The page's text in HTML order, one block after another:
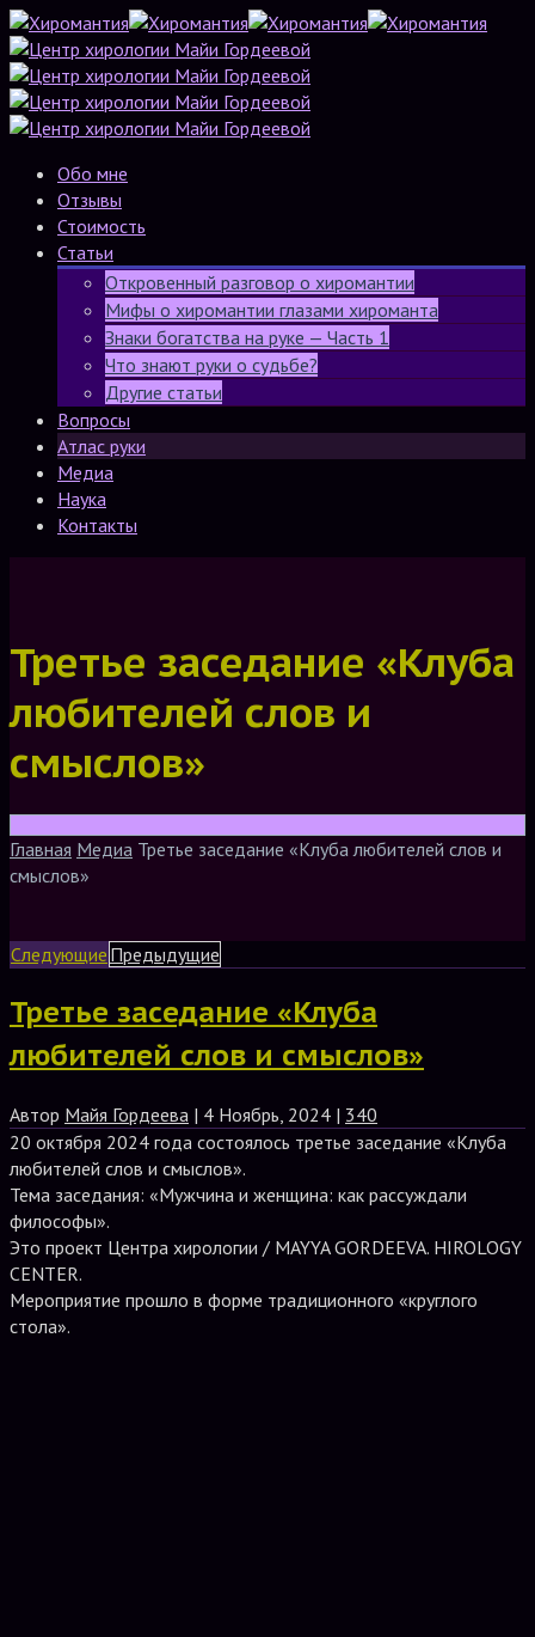
Обо мне
Отзывы
Стоимость
Статьи
Откровенный разговор о хиромантии
Мифы о хиромантии глазами хироманта
Знаки богатства на руке — Часть 1
Что знают руки о судьбе?
Другие статьи
Вопросы
Атлас руки
Медиа
Наука
Контакты
Третье заседание «Клуба
любителей слов и
смыслов»
Главная Медиа Третье заседание «Клуба любителей слов и
смыслов»
Следующие Предыдущие
Третье заседание «Клуба
любителей слов и смыслов»
Автор Майя Гордеева | 4 Ноябрь, 2024 | 340
20 октября 2024 года состоялось третье заседание «Клуба
любителей слов и смыслов».
Тема заседания: «Мужчина и женщина: как рассуждали
философы».
Это проект Центра хирологии / MAYYA GORDEEVA. HIROLOGY
CENTER.
Мероприятие прошло в форме традиционного «круглого
стола».